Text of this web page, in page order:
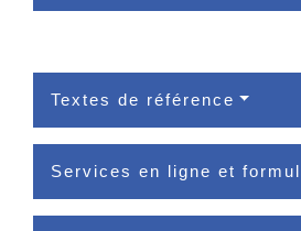
Textes de référence
Services en ligne et